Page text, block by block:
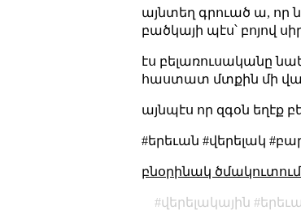
այնտեղ գրուած ա, որ
բածկայի պէս՝ բոյով
էս բելառուսականը
հաստատ մտքին մի
այնպէս որ զգօն եղէք
#երեւան #վերելակ
բնօրինակ
վերելակային